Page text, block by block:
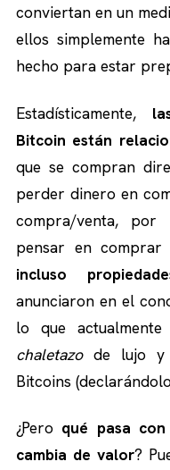
conviertan en un
ellos simplemente
hecho para estar
Estadísticamente,
Bitcoin están
que se compran
perder dinero en
compra/venta,
pensar en comprar
incluso
anunciaron en el
lo que
chaletazode lujo y
Bitcoins
¿Pero qué pasa
cambia de valor?